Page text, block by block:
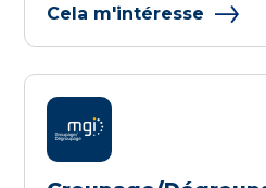
Cela m'intéresse